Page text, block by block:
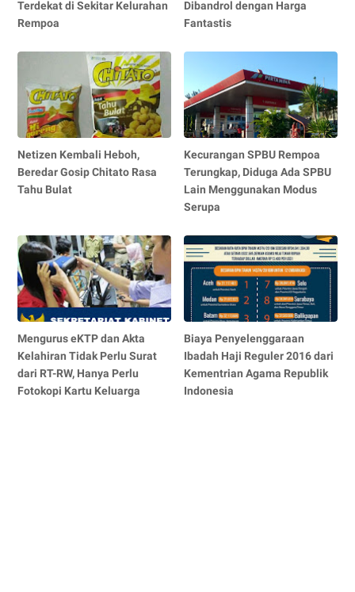
Terdekat di Sekitar Kelurahan
Rempoa
Dibandrol dengan Harga
Fantastis
Netizen Kembali Heboh,
Beredar Gosip Chitato Rasa
Tahu Bulat
Kecurangan SPBU Rempoa
Terungkap, Diduga Ada SPBU
Lain Menggunakan Modus
Serupa
Mengurus eKTP dan Akta
Kelahiran Tidak Perlu Surat
dari RT-RW, Hanya Perlu
Fotokopi Kartu Keluarga
Biaya Penyelenggaraan
Ibadah Haji Reguler 2016 dari
Kementrian Agama Republik
Indonesia